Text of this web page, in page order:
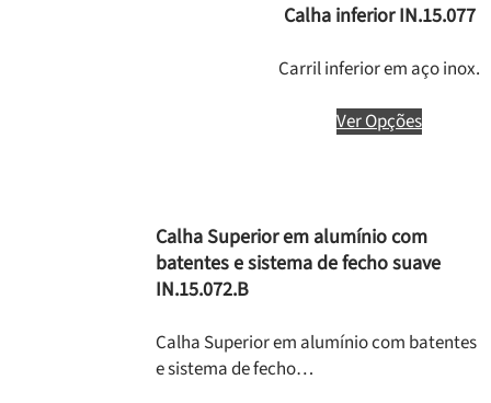
Calha inferior IN.15.077
Carril inferior em aço inox.
Ver Opções
Calha Superior em alumínio com
batentes e sistema de fecho suave
IN.15.072.B
Calha Superior em alumínio com batentes
e sistema de fecho…